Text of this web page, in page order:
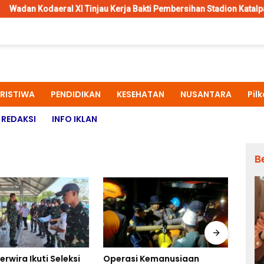
XI Tinjau Kerja Bakti Pembersihan Stadion Katalpal Merauke,
PENDIDIKAN KESEHATAN NUSANTARA
REDAKSI INFO IKLAN
Ikuti Seleksi
Operasi Kemanusiaan